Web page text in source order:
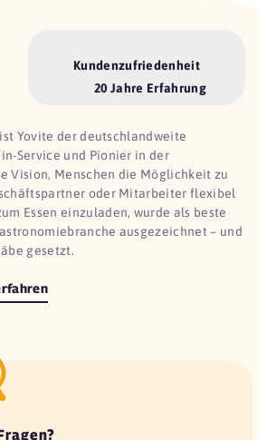
Kundenzufriedenheit
20 Jahre Erfahrung
Yovite der deutschlandweite
Service und Pionier in der
Vision, Menschen die Möglichkeit zu
oder Mitarbeiter flexibel
Essen einzuladen, wurde als beste
ausgezeichnet – und
gesetzt.